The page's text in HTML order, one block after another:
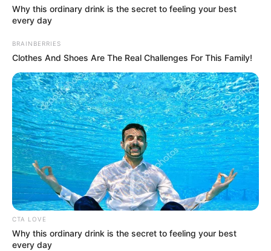
Why this ordinary drink is the secret to feeling your best
every day
BRAINBERRIES
Clothes And Shoes Are The Real Challenges For This Family!
CTA LOVE
Why this ordinary drink is the secret to feeling your best
every day